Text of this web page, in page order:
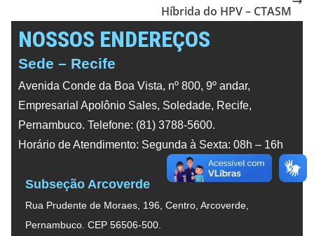
Híbrida do HPV – CTASM
NOSSOS ENDEREÇOS
Sede – Recife
Avenida Conde da Boa Vista, nº 800, 9º andar,
Empresarial Apolônio Sales, Soledade, Recife,
Pernambuco. Telefone: (81) 3788-5600.
Horário de Atendimento: Segunda à Sexta: 08h – 16h
Subseção Arcoverde
Rua Prudente de Moraes, 196, Centro, Arcoverde,
Pernambuco. CEP 56506-500.